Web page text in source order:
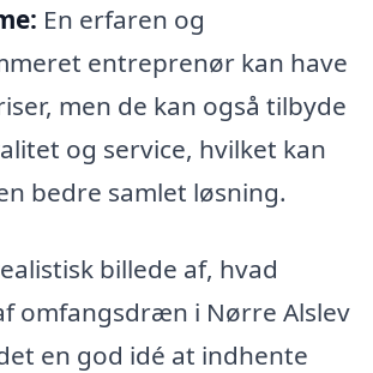
En erfaren og
entreprenør kan have
men de kan også tilbyde
og service, hvilket kan
bedre samlet løsning.
billede af, hvad
omfangsdræn i Nørre Alslev
en god idé at indhente